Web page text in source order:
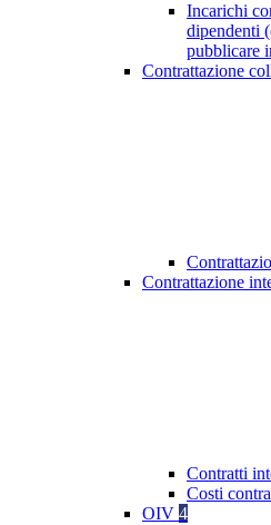
Incarichi
dipendenti
pubblicare
Contrattazione
Contrattazione
Contratti
Costi
OIV 4